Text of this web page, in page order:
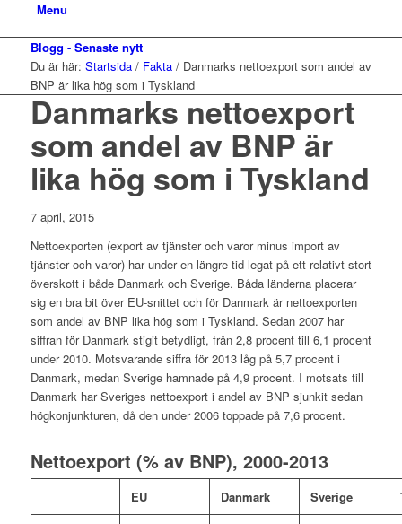
Menu
Blogg - Senaste nytt
Du är här: Startsida / Fakta / Danmarks nettoexport som andel av
BNP är lika hög som i Tyskland
Danmarks nettoexport
som andel av BNP är
lika hög som i Tyskland
7 april, 2015
Nettoexporten (export av tjänster och varor minus import av
tjänster och varor) har under en längre tid legat på ett relativt stort
överskott i både Danmark och Sverige. Båda länderna placerar
sig en bra bit över EU-snittet och för Danmark är nettoexporten
som andel av BNP lika hög som i Tyskland. Sedan 2007 har
siffran för Danmark stigit betydligt, från 2,8 procent till 6,1 procent
under 2010. Motsvarande siffra för 2013 låg på 5,7 procent i
Danmark, medan Sverige hamnade på 4,9 procent. I motsats till
Danmark har Sveriges nettoexport i andel av BNP sjunkit sedan
högkonjunkturen, då den under 2006 toppade på 7,6 procent.
Nettoexport (% av BNP), 2000-2013
EU Danmark Sverige